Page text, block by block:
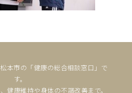
本市の「健康の総合相談窓口」で
す。
健康維持や身体の不調改善まで。